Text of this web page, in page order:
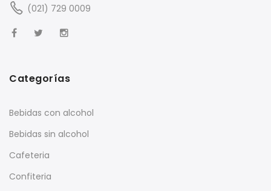
(021) 729 0009
Categorías
Bebidas con alcohol
Bebidas sin alcohol
Cafeteria
Confiteria